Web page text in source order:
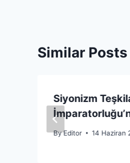
Similar Posts
Siyonizm
ByEditor 14 Haziran